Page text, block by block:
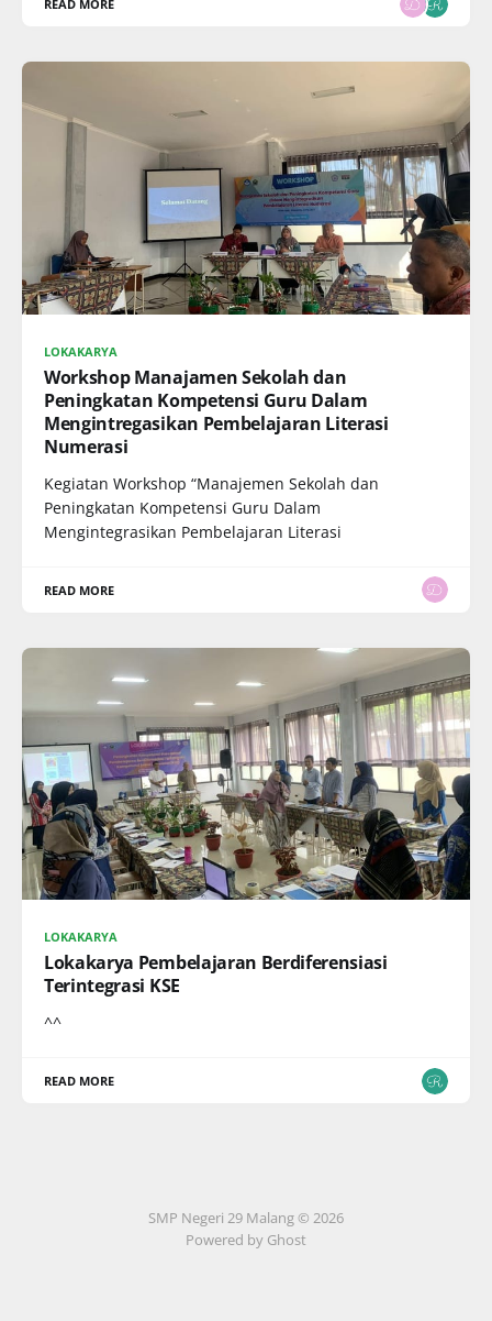
READ MORE
LOKAKARYA
Workshop Manajamen Sekolah dan
Peningkatan Kompetensi Guru Dalam
Mengintregasikan Pembelajaran Literasi
Numerasi
Kegiatan Workshop “Manajemen Sekolah dan
Peningkatan Kompetensi Guru Dalam
Mengintegrasikan Pembelajaran Literasi
READ MORE
LOKAKARYA
Lokakarya Pembelajaran Berdiferensiasi
Terintegrasi KSE
^^
READ MORE
SMP Negeri 29 Malang © 2026
Powered by Ghost